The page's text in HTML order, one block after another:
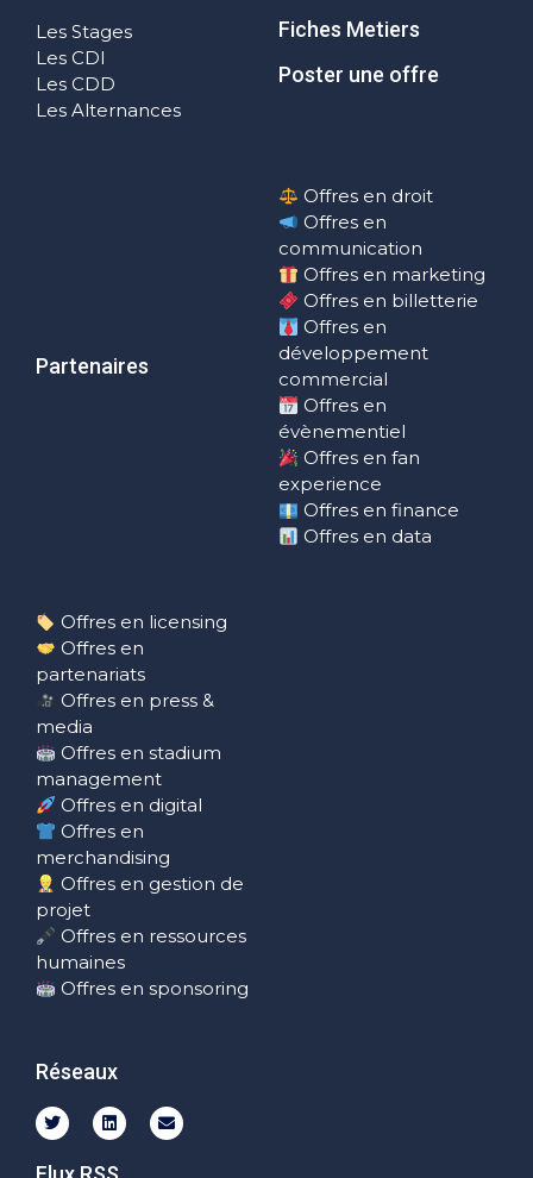
Les Stages
Les CDI
Les CDD
Les Alternances
Fiches Metiers
Poster une offre
Partenaires
Offres en droit
Offres en
communication
Offres en marketing
Offres en billetterie
Offres en
développement
commercial
Offres en
évènementiel
Offres en fan
experience
Offres en finance
Offres en data
Offres en licensing
Offres en
partenariats
Offres en press &
media
Offres en stadium
management
Offres en digital
Offres en
merchandising
Offres en gestion de
projet
Offres en ressources
humaines
Offres en sponsoring
Réseaux